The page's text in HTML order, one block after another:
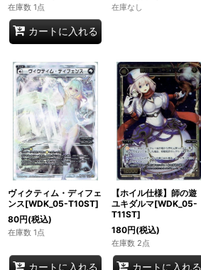
在庫数 1点
カートに入れる
在庫なし
ヴィクティム・ディフェ
ンス[WDK_05-T10ST]
80円(税込)
在庫数 1点
カートに入れる
【ホイル仕様】師の遊
ユキダルマ[WDK_05-
T11ST]
180円(税込)
在庫数 2点
カートに入れる